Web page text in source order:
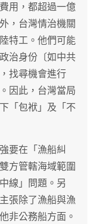
用，都超過一億
，台灣情治機關
特工。他們可能
治身份〔如中共
找尋機會進行
因此，台灣當局
「包袱」及「不
要在「漁船糾
方管轄海域範圍
線」問題。另
張除了漁船與漁
非公務船方面。